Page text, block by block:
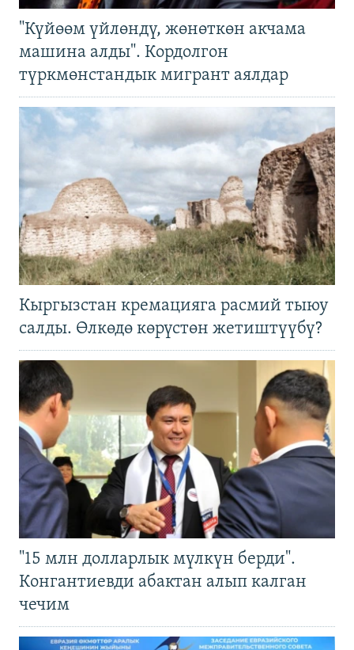
"Күйөөм үйлөндү, жөнөткөн акчама
машина алды". Кордолгон
түркмөнстандык мигрант аялдар
Кыргызстан кремацияга расмий тыюу
салды. Өлкөдө көрүстөн жетиштүүбү?
"15 млн долларлык мүлкүн берди".
Конгантиевди абактан алып калган
чечим